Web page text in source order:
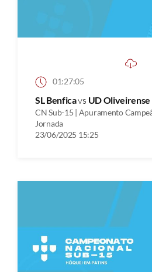
01:27:05
SL Benficavs UD Oliveirense
CN Sub-15 | Apuramento
Jornada
23/06/2025 15:25